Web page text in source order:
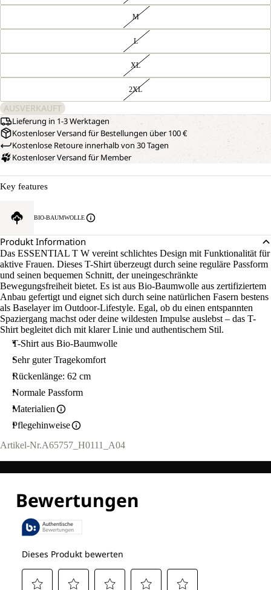
M
L
XL
2XL
AUSVERKAUFT
Lieferung in 1-3 Werktagen
Kostenloser Versand für Bestellungen über 100 €
Kostenlose Retoure innerhalb von 30 Tagen
Kostenloser Versand für Member
Key features
BIO-BAUMWOLLE
Produkt Information
Das ESSENTIAL T W vereint schlichtes Design mit Funktionalität für
aktive Frauen. Dieses T-Shirt überzeugt durch seine reguläre Passform
und seinen bequemen Schnitt, der uneingeschränkte
Bewegungsfreiheit bietet. Es ist aus Bio-Baumwolle aus zertifiziertem
Anbau gefertigt und eignet sich durch seine natürlichen Fasern bestens
als Baselayer im Outdoor-Lifestyle. Egal, ob du einen entspannten
Spaziergang machst oder deine wildesten Impulse auslebst – das T-
Shirt begleitet dich mit klarer Linie und authentischem Stil.
T-Shirt aus Bio-Baumwolle
Sehr guter Tragekomfort
Rückenlänge: 62 cm
Normale Passform
Materialien
Pflegehinweise
Artikel-Nr.A65757_H0111_A04